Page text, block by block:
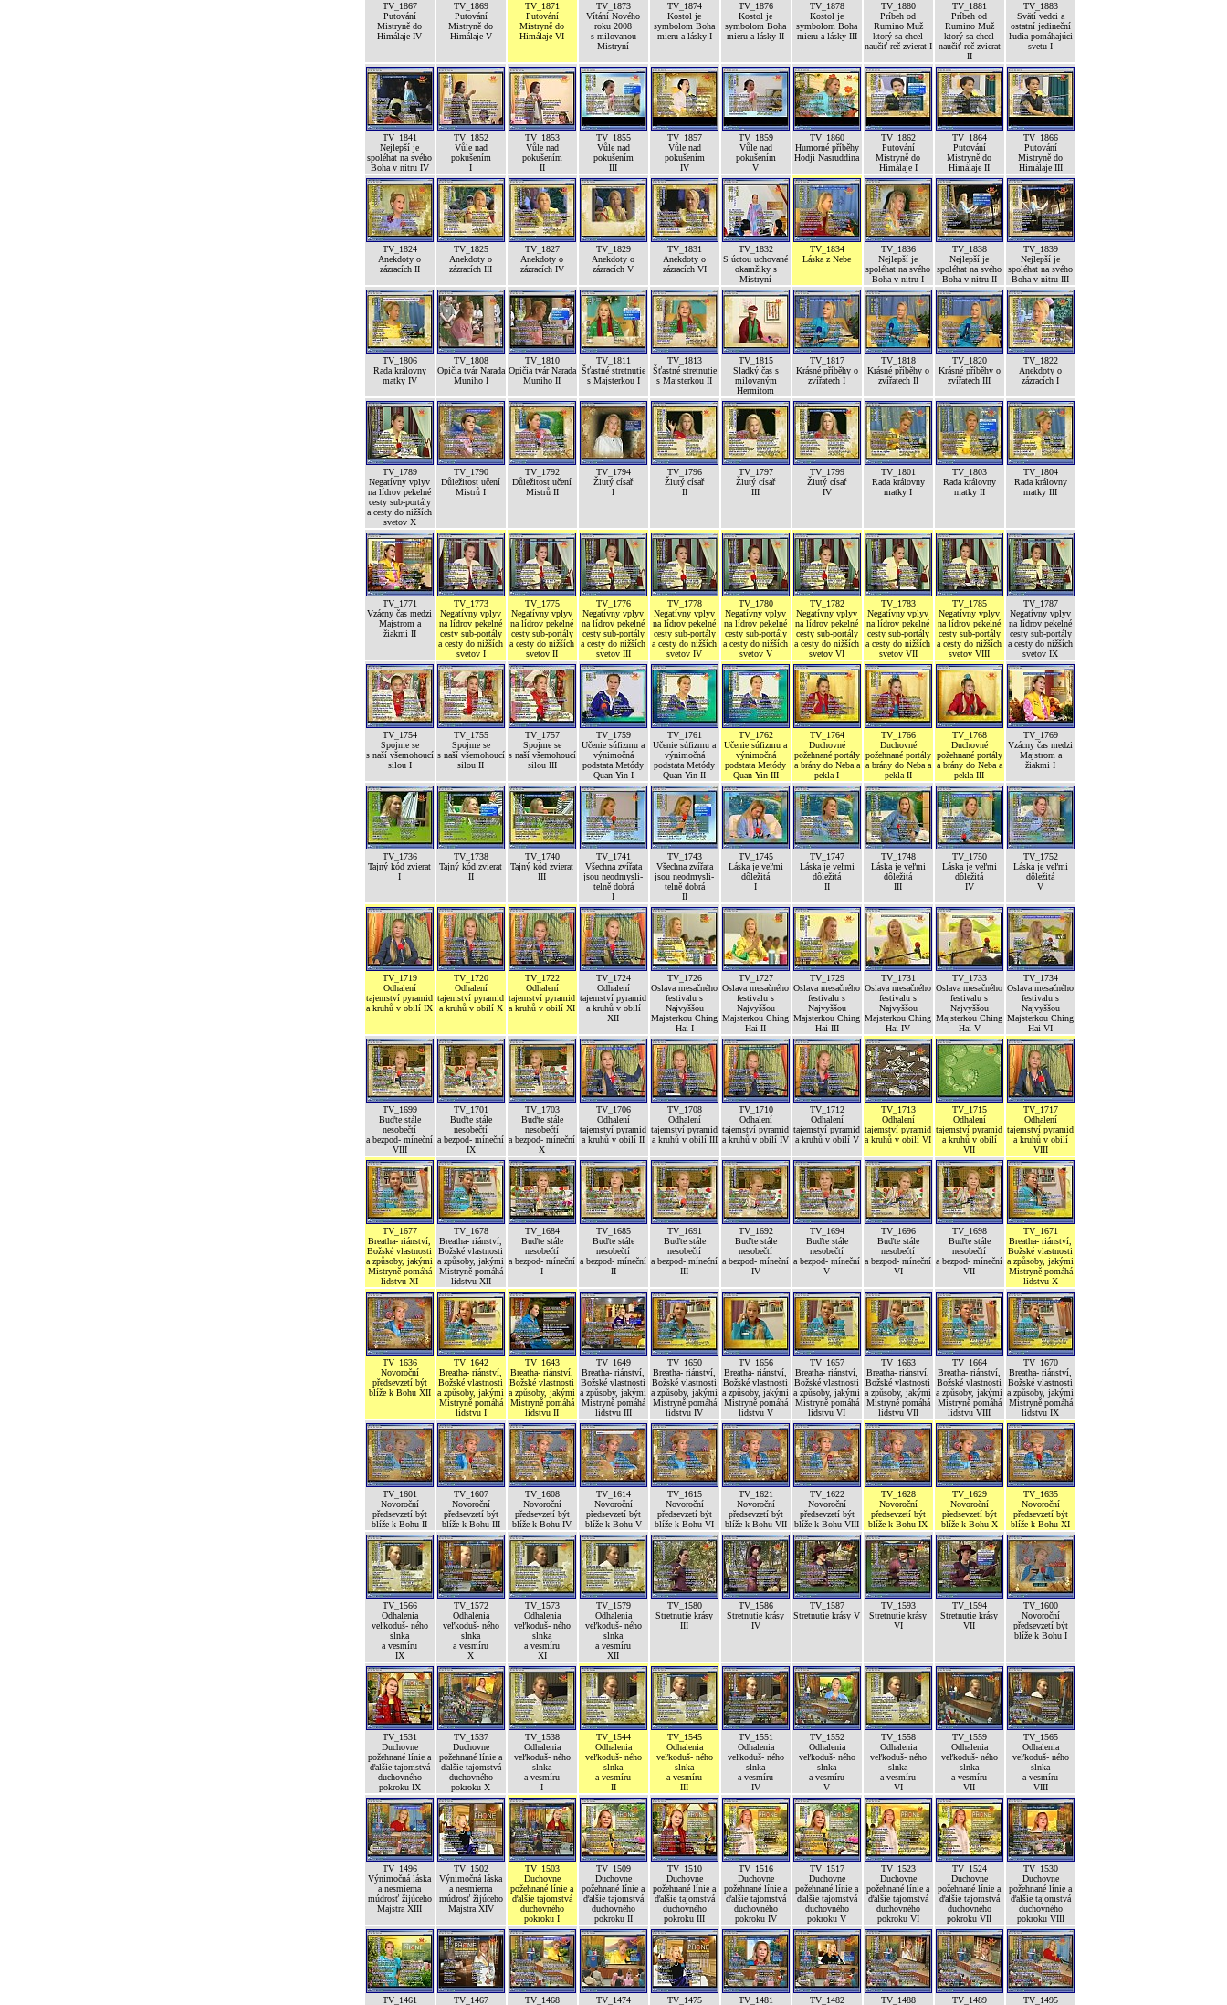
TV_1867
Putování
Mistryně do
Himálaje IV
TV_1869
Putování
Mistryně do
Himálaje V
TV_1871
Putování
Mistryně do
Himálaje VI
TV_1873
Vítání Nového
roku 2008
s milovanou
Mistryní
TV_1874
Kostol je
symbolom Boha
mieru a lásky I
TV_1876
Kostol je
symbolom Boha
mieru a lásky II
TV_1878
Kostol je
symbolom Boha
mieru a lásky III
TV_1880
Príbeh od
Rumino Muž
ktorý sa chcel
naučiť reč zvierat I
TV_1881
Príbeh od
Rumino Muž
ktorý sa chcel
naučiť reč zvierat
II
TV_1883
Svätí vedci a
ostatní jedineční
ľudia pomáhajúci
svetu I
TV_1841
Nejlepší je
spoléhat na svého
Boha v nitru IV
TV_1852
Vůle nad
pokušením
I
TV_1853
Vůle nad
pokušením
II
TV_1855
Vůle nad
pokušením
III
TV_1857
Vůle nad
pokušením
IV
TV_1859
Vůle nad
pokušením
V
TV_1860
Humorné příběhy
Hodji Nasruddina
TV_1862
Putování
Mistryně do
Himálaje I
TV_1864
Putování
Mistryně do
Himálaje II
TV_1866
Putování
Mistryně do
Himálaje III
TV_1824
Anekdoty o
zázracích II
TV_1825
Anekdoty o
zázracích III
TV_1827
Anekdoty o
zázracích IV
TV_1829
Anekdoty o
zázracích V
TV_1831
Anekdoty o
zázracích VI
TV_1832
S úctou uchované
okamžiky s
Mistryní
TV_1834
Láska z Nebe
TV_1836
Nejlepší je
spoléhat na svého
Boha v nitru I
TV_1838
Nejlepší je
spoléhat na svého
Boha v nitru II
TV_1839
Nejlepší je
spoléhat na svého
Boha v nitru III
TV_1806
Rada královny
matky IV
TV_1808
Opičia tvár Narada
Muniho I
TV_1810
Opičia tvár Narada
Muniho II
TV_1811
Šťastné stretnutie
s Majsterkou I
TV_1813
Šťastné stretnutie
s Majsterkou II
TV_1815
Sladký čas s
milovaným
Hermitom
TV_1817
Krásné příběhy o
zvířatech I
TV_1818
Krásné příběhy o
zvířatech II
TV_1820
Krásné příběhy o
zvířatech III
TV_1822
Anekdoty o
zázracích I
TV_1789
Negatívny vplyv
na lídrov pekelné
cesty sub-portály
a cesty do nižších
svetov X
TV_1790
Důležitost učení
Mistrů I
TV_1792
Důležitost učení
Mistrů II
TV_1794
Žlutý císař
I
TV_1796
Žlutý císař
II
TV_1797
Žlutý císař
III
TV_1799
Žlutý císař
IV
TV_1801
Rada královny
matky I
TV_1803
Rada královny
matky II
TV_1804
Rada královny
matky III
TV_1771
Vzácny čas medzi
Majstrom a
žiakmi II
TV_1773
Negatívny vplyv
na lídrov pekelné
cesty sub-portály
a cesty do nižších
svetov I
TV_1775
Negatívny vplyv
na lídrov pekelné
cesty sub-portály
a cesty do nižších
svetov II
TV_1776
Negatívny vplyv
na lídrov pekelné
cesty sub-portály
a cesty do nižších
svetov III
TV_1778
Negatívny vplyv
na lídrov pekelné
cesty sub-portály
a cesty do nižších
svetov IV
TV_1780
Negatívny vplyv
na lídrov pekelné
cesty sub-portály
a cesty do nižších
svetov V
TV_1782
Negatívny vplyv
na lídrov pekelné
cesty sub-portály
a cesty do nižších
svetov VI
TV_1783
Negatívny vplyv
na lídrov pekelné
cesty sub-portály
a cesty do nižších
svetov VII
TV_1785
Negatívny vplyv
na lídrov pekelné
cesty sub-portály
a cesty do nižších
svetov VIII
TV_1787
Negatívny vplyv
na lídrov pekelné
cesty sub-portály
a cesty do nižších
svetov IX
TV_1754
Spojme se
s naší všemohoucí
silou I
TV_1755
Spojme se
s naší všemohoucí
silou II
TV_1757
Spojme se
s naší všemohoucí
silou III
TV_1759
Učenie súfizmu a
výnimočná
podstata Metódy
Quan Yin I
TV_1761
Učenie súfizmu a
výnimočná
podstata Metódy
Quan Yin II
TV_1762
Učenie súfizmu a
výnimočná
podstata Metódy
Quan Yin III
TV_1764
Duchovné
požehnané portály
a brány do Neba a
pekla I
TV_1766
Duchovné
požehnané portály
a brány do Neba a
pekla II
TV_1768
Duchovné
požehnané portály
a brány do Neba a
pekla III
TV_1769
Vzácny čas medzi
Majstrom a
žiakmi I
TV_1736
Tajný kód zvierat
I
TV_1738
Tajný kód zvierat
II
TV_1740
Tajný kód zvierat
III
TV_1741
Všechna zvířata
jsou neodmysli-
telně dobrá
I
TV_1743
Všechna zvířata
jsou neodmysli-
telně dobrá
II
TV_1745
Láska je veľmi
dôležitá
I
TV_1747
Láska je veľmi
dôležitá
II
TV_1748
Láska je veľmi
dôležitá
III
TV_1750
Láska je veľmi
dôležitá
IV
TV_1752
Láska je veľmi
dôležitá
V
TV_1719
Odhalení
tajemství pyramid
a kruhů v obilí IX
TV_1720
Odhalení
tajemství pyramid
a kruhů v obilí X
TV_1722
Odhalení
tajemství pyramid
a kruhů v obilí XI
TV_1724
Odhalení
tajemství pyramid
a kruhů v obilí
XII
TV_1726
Oslava mesačného
festivalu s
Najvyššou
Majsterkou Ching
Hai I
TV_1727
Oslava mesačného
festivalu s
Najvyššou
Majsterkou Ching
Hai II
TV_1729
Oslava mesačného
festivalu s
Najvyššou
Majsterkou Ching
Hai III
TV_1731
Oslava mesačného
festivalu s
Najvyššou
Majsterkou Ching
Hai IV
TV_1733
Oslava mesačného
festivalu s
Najvyššou
Majsterkou Ching
Hai V
TV_1734
Oslava mesačného
festivalu s
Najvyššou
Majsterkou Ching
Hai VI
TV_1699
Buďte stále
nesobečtí
a bezpod- míneční
VIII
TV_1701
Buďte stále
nesobečtí
a bezpod- míneční
IX
TV_1703
Buďte stále
nesobečtí
a bezpod- míneční
X
TV_1706
Odhalení
tajemství pyramid
a kruhů v obilí II
TV_1708
Odhalení
tajemství pyramid
a kruhů v obilí III
TV_1710
Odhalení
tajemství pyramid
a kruhů v obilí IV
TV_1712
Odhalení
tajemství pyramid
a kruhů v obilí V
TV_1713
Odhalení
tajemství pyramid
a kruhů v obilí VI
TV_1715
Odhalení
tajemství pyramid
a kruhů v obilí
VII
TV_1717
Odhalení
tajemství pyramid
a kruhů v obilí
VIII
TV_1677
Breatha- riánství,
Božské vlastnosti
a způsoby, jakými
Mistryně pomáhá
lidstvu XI
TV_1678
Breatha- riánství,
Božské vlastnosti
a způsoby, jakými
Mistryně pomáhá
lidstvu XII
TV_1684
Buďte stále
nesobečtí
a bezpod- míneční
I
TV_1685
Buďte stále
nesobečtí
a bezpod- míneční
II
TV_1691
Buďte stále
nesobečtí
a bezpod- míneční
III
TV_1692
Buďte stále
nesobečtí
a bezpod- míneční
IV
TV_1694
Buďte stále
nesobečtí
a bezpod- míneční
V
TV_1696
Buďte stále
nesobečtí
a bezpod- míneční
VI
TV_1698
Buďte stále
nesobečtí
a bezpod- míneční
VII
TV_1671
Breatha- riánství,
Božské vlastnosti
a způsoby, jakými
Mistryně pomáhá
lidstvu X
TV_1636
Novoroční
předsevzetí být
blíže k Bohu XII
TV_1642
Breatha- riánství,
Božské vlastnosti
a způsoby, jakými
Mistryně pomáhá
lidstvu I
TV_1643
Breatha- riánství,
Božské vlastnosti
a způsoby, jakými
Mistryně pomáhá
lidstvu II
TV_1649
Breatha- riánství,
Božské vlastnosti
a způsoby, jakými
Mistryně pomáhá
lidstvu III
TV_1650
Breatha- riánství,
Božské vlastnosti
a způsoby, jakými
Mistryně pomáhá
lidstvu IV
TV_1656
Breatha- riánství,
Božské vlastnosti
a způsoby, jakými
Mistryně pomáhá
lidstvu V
TV_1657
Breatha- riánství,
Božské vlastnosti
a způsoby, jakými
Mistryně pomáhá
lidstvu VI
TV_1663
Breatha- riánství,
Božské vlastnosti
a způsoby, jakými
Mistryně pomáhá
lidstvu VII
TV_1664
Breatha- riánství,
Božské vlastnosti
a způsoby, jakými
Mistryně pomáhá
lidstvu VIII
TV_1670
Breatha- riánství,
Božské vlastnosti
a způsoby, jakými
Mistryně pomáhá
lidstvu IX
TV_1601
Novoroční
předsevzetí být
blíže k Bohu II
TV_1607
Novoroční
předsevzetí být
blíže k Bohu III
TV_1608
Novoroční
předsevzetí být
blíže k Bohu IV
TV_1614
Novoroční
předsevzetí být
blíže k Bohu V
TV_1615
Novoroční
předsevzetí být
blíže k Bohu VI
TV_1621
Novoroční
předsevzetí být
blíže k Bohu VII
TV_1622
Novoroční
předsevzetí být
blíže k Bohu VIII
TV_1628
Novoroční
předsevzetí být
blíže k Bohu IX
TV_1629
Novoroční
předsevzetí být
blíže k Bohu X
TV_1635
Novoroční
předsevzetí být
blíže k Bohu XI
TV_1566
Odhalenia
veľkoduš- ného
slnka
a vesmíru
IX
TV_1572
Odhalenia
veľkoduš- ného
slnka
a vesmíru
X
TV_1573
Odhalenia
veľkoduš- ného
slnka
a vesmíru
XI
TV_1579
Odhalenia
veľkoduš- ného
slnka
a vesmíru
XII
TV_1580
Stretnutie krásy
III
TV_1586
Stretnutie krásy
IV
TV_1587
Stretnutie krásy V
TV_1593
Stretnutie krásy
VI
TV_1594
Stretnutie krásy
VII
TV_1600
Novoroční
předsevzetí být
blíže k Bohu I
TV_1531
Duchovne
požehnané línie a
ďalšie tajomstvá
duchovného
pokroku IX
TV_1537
Duchovne
požehnané línie a
ďalšie tajomstvá
duchovného
pokroku X
TV_1538
Odhalenia
veľkoduš- ného
slnka
a vesmíru
I
TV_1544
Odhalenia
veľkoduš- ného
slnka
a vesmíru
II
TV_1545
Odhalenia
veľkoduš- ného
slnka
a vesmíru
III
TV_1551
Odhalenia
veľkoduš- ného
slnka
a vesmíru
IV
TV_1552
Odhalenia
veľkoduš- ného
slnka
a vesmíru
V
TV_1558
Odhalenia
veľkoduš- ného
slnka
a vesmíru
VI
TV_1559
Odhalenia
veľkoduš- ného
slnka
a vesmíru
VII
TV_1565
Odhalenia
veľkoduš- ného
slnka
a vesmíru
VIII
TV_1496
Výnimočná láska
a nesmierna
múdrosť žijúceho
Majstra XIII
TV_1502
Výnimočná láska
a nesmierna
múdrosť žijúceho
Majstra XIV
TV_1503
Duchovne
požehnané línie a
ďalšie tajomstvá
duchovného
pokroku I
TV_1509
Duchovne
požehnané línie a
ďalšie tajomstvá
duchovného
pokroku II
TV_1510
Duchovne
požehnané línie a
ďalšie tajomstvá
duchovného
pokroku III
TV_1516
Duchovne
požehnané línie a
ďalšie tajomstvá
duchovného
pokroku IV
TV_1517
Duchovne
požehnané línie a
ďalšie tajomstvá
duchovného
pokroku V
TV_1523
Duchovne
požehnané línie a
ďalšie tajomstvá
duchovného
pokroku VI
TV_1524
Duchovne
požehnané línie a
ďalšie tajomstvá
duchovného
pokroku VII
TV_1530
Duchovne
požehnané línie a
ďalšie tajomstvá
duchovného
pokroku VIII
TV_1461 TV_1467 TV_1468 TV_1474 TV_1475 TV_1481 TV_1482 TV_1488 TV_1489 TV_1495